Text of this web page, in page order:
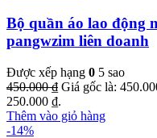
Bộ quần áo lao động
pangwzim liên doanh
Được xếp hạng 0 5 sao
450.000₫ Giá gốc là:
250.000 ₫.
Thêm vào giỏ hàng
-14%